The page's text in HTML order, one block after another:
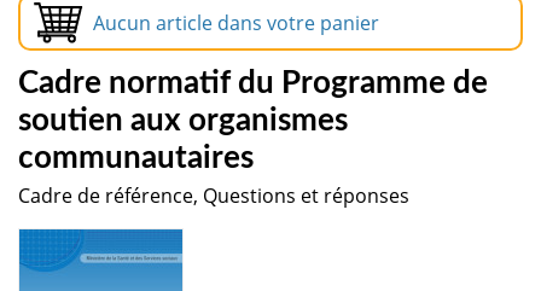
Aucun article dans votre panier
Cadre normatif du Programme de
soutien aux organismes
communautaires
Cadre de référence, Questions et réponses